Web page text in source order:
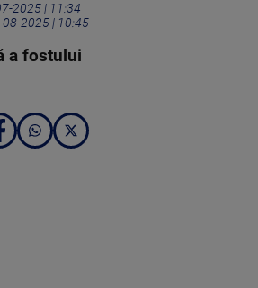
2025 | 11:34
08-2025 | 10:45
a fostului